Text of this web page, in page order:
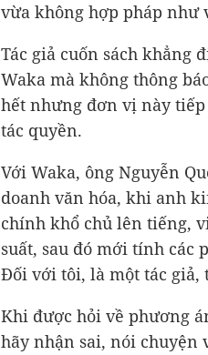
vừa không hợp pháp như
Tác giả cuốn sách khẳng
Waka mà không thông
hết nhưng đơn vị này tiếp
tác quyền.
Với Waka, ông Nguyễn
doanh văn hóa, khi anh
chính khổ chủ lên tiếng,
suất, sau đó mới tính các
Đối với tôi, là một tác giả,
Khi được hỏi về phương
hãy nhận sai, nói chuyện